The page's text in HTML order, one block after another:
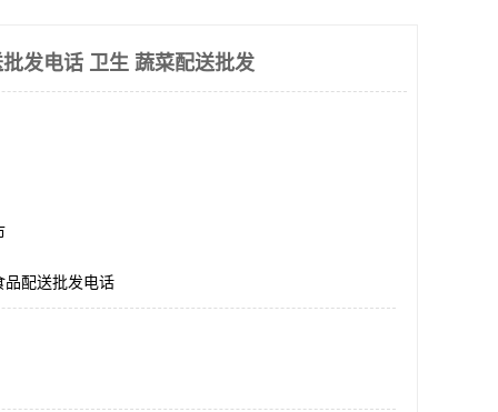
发电话 卫生 蔬菜配送批发
品配送批发电话